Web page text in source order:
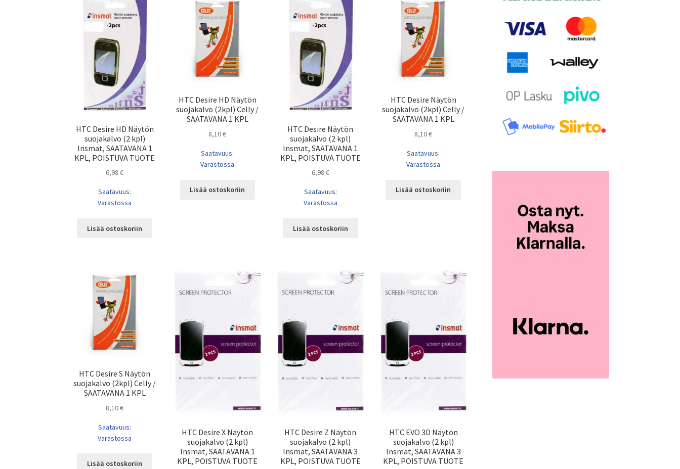
HTC Desire HD Näytön
suojakalvo (2 kpl)
Insmat, SAATAVANA 1
KPL, POISTUVA TUOTE
6,98€
Saatavuus:
Varastossa
Lisää ostoskoriin
HTC Desire HD Näytön
suojakalvo (2kpl) Celly /
SAATAVANA 1 KPL
8,10€
Saatavuus:
Varastossa
Lisää ostoskoriin
HTC Desire Näytön
suojakalvo (2 kpl)
Insmat, SAATAVANA 1
KPL, POISTUVA TUOTE
6,98 €
Saatavuus:
Varastossa
Lisää ostoskoriin
HTC Desire Näytön
suojakalvo (2kpl) Celly /
SAATAVANA 1 KPL
8,10€
Saatavuus:
Varastossa
Lisää ostoskoriin
HTC Desire S Näytön
suojakalvo (2kpl) Celly /
SAATAVANA 1 KPL
8,10€
Saatavuus:
Varastossa
Lisää ostoskoriin
HTC Desire X Näytön
suojakalvo (2 kpl)
Insmat, SAATAVANA 1
KPL, POISTUVA TUOTE
HTC Desire Z Näytön
suojakalvo (2 kpl)
Insmat, SAATAVANA 3
KPL, POISTUVA TUOTE
HTC EVO 3D Näytön
suojakalvo (2 kpl)
Insmat, SAATAVANA 3
KPL, POISTUVA TUOTE